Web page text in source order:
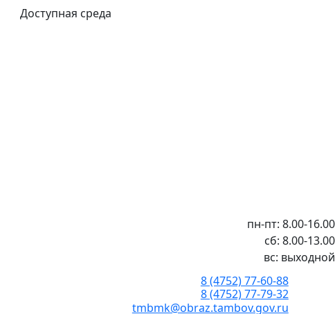
Доступная среда
пн-пт: 8.00-16.00
сб: 8.00-13.00
вс: выходной
8 (4752) 77-60-88
8 (4752) 77-79-32
tmbmk@obraz.tambov.gov.ru